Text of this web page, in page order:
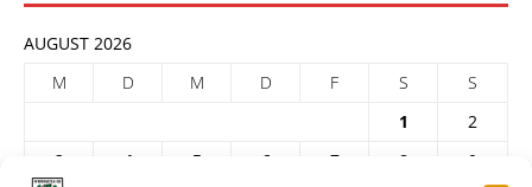
AUGUST 2026
M
D M D F S
S
1
2
3
4 5 6 7 8 9